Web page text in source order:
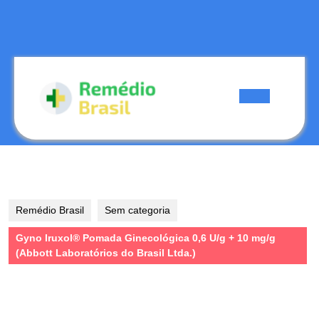
Remédio Brasil Sem categoria
Gyno Iruxol® Pomada Ginecológica 0,6 U/g + 10 mg/g
(Abbott Laboratórios do Brasil Ltda.)